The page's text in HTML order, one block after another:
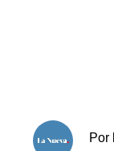
Por